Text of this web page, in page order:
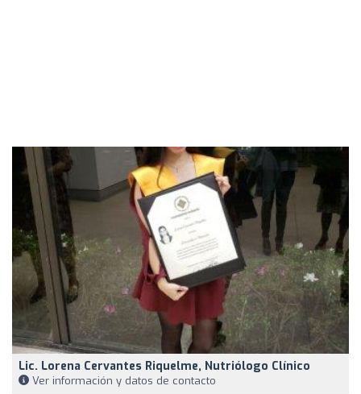
Lic. Lorena Cervantes Riquelme, Nutriólogo Clínico
Ver información y datos de contacto